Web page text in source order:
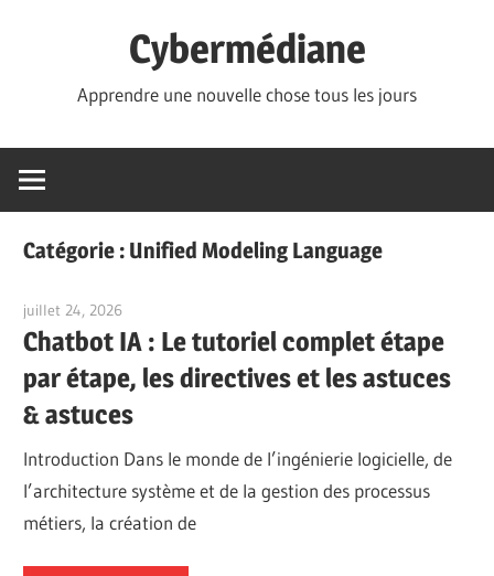
Cybermédiane
Apprendre une nouvelle chose tous les jours
Catégorie : Unified Modeling Language
juillet 24, 2026
Chatbot IA : Le tutoriel complet étape
par étape, les directives et les astuces
& astuces
Introduction Dans le monde de l’ingénierie logicielle, de
l’architecture système et de la gestion des processus
métiers, la création de